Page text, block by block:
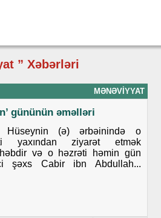
” Xəbərləri
MƏNƏVIYYAT
gününün əməlləri
Hüseynin (ə) ərbəinində o
yaxından ziyarət etmək
və o həzrəti həmin gün
şəxs Cabir ibn Abdullah...